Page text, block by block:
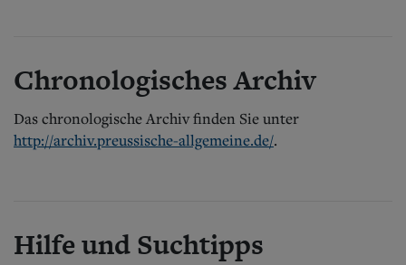
Kontakt
Datenschutz
Chronologisches Archiv
Das chronologische Archiv finden Sie unter
http://archiv.preussische-allgemeine.de/.
Hilfe und Suchtipps